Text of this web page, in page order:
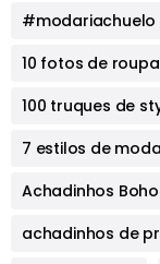
#modariachuelo
10 fotos de
100 truques de
7 estilos de moda
Achadinhos
achadinhos de